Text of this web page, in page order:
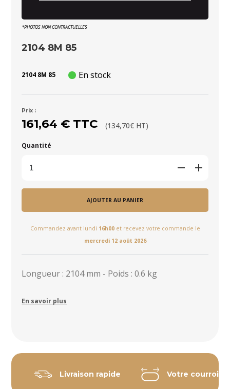
*PHOTOS NON CONTRACTUELLES
2104 8M 85
2104 8M 85 En stock
Prix :
161,64 € TTC (134,70€ HT)
Quantité
AJOUTER AU PANIER
Commandez avant lundi 16h00et recevez votre commande le
mercredi 12 août 2026
Longueur : 2104 mm - Poids : 0.6 kg
En savoir plus
Livraison rapide Votre courroie